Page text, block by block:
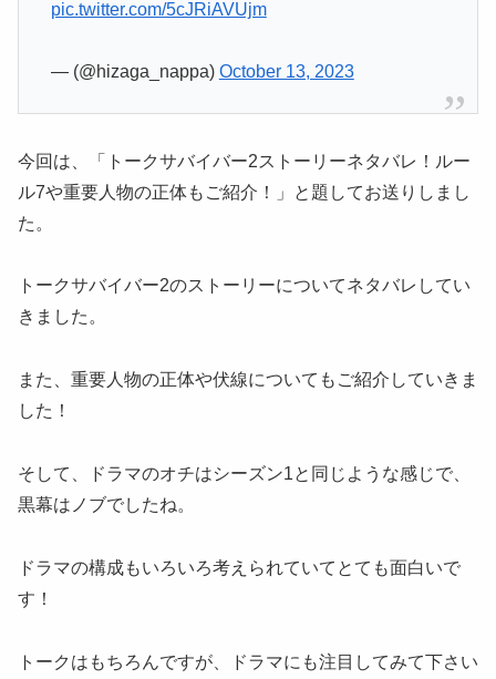
pic.twitter.com/5cJRiAVUjm
— (@hizaga_nappa) October 13, 2023
今回は、「トークサバイバー2ストーリーネタバレ！ルー
ル7や重要人物の正体もご紹介！」と題してお送りしまし
た。
トークサバイバー2のストーリーについてネタバレしてい
きました。
また、重要人物の正体や伏線についてもご紹介していきま
した！
そして、ドラマのオチはシーズン1と同じような感じで、
黒幕はノブでしたね。
ドラマの構成もいろいろ考えられていてとても面白いで
す！
トークはもちろんですが、ドラマにも注目してみて下さい